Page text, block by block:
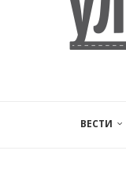
ВЕСТИ